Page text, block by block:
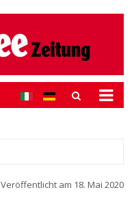
Veröffentlicht am 18. Mai 2020